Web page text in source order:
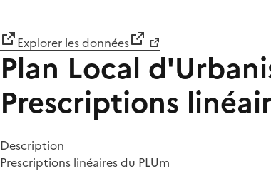
Explorer les données
Plan Local
Prescriptions
Description
Prescriptions linéaires du PLUm